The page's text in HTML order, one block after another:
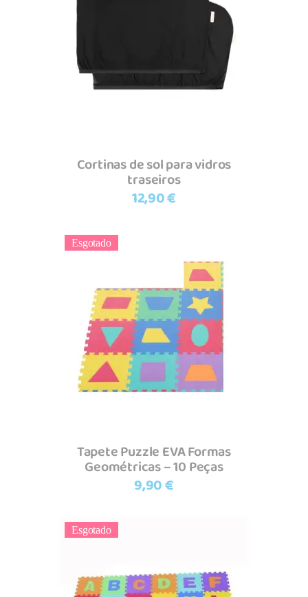
Cortinas de sol para vidros
traseiros
12,90€
Esgotado
Ler mais
Tapete Puzzle EVA Formas
Geométricas – 10 Peças
9,90€
Esgotado